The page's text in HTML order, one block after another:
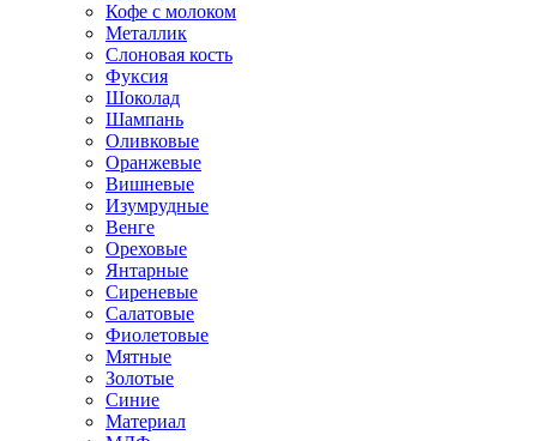
Кофе с молоком
Металлик
Слоновая кость
Фуксия
Шоколад
Шампань
Оливковые
Оранжевые
Вишневые
Изумрудные
Венге
Ореховые
Янтарные
Сиреневые
Салатовые
Фиолетовые
Мятные
Золотые
Синие
Материал